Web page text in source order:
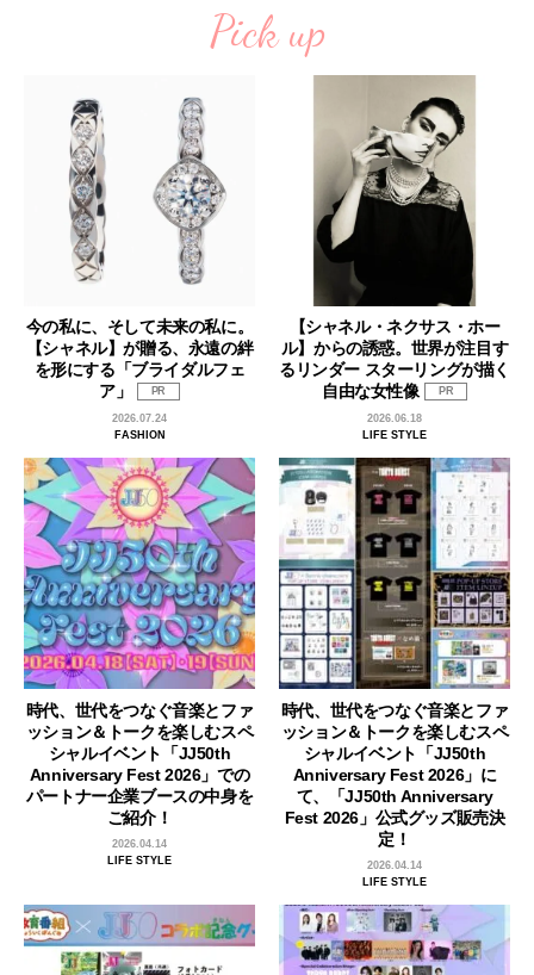
Pick up
今の私に、そして未来の私に。
【シャネル】が贈る、永遠の絆
を形にする「ブライダルフェ
ア」
PR
2026.07.24
FASHION
【シャネル・ネクサス・ホー
ル】からの誘惑。世界が注目す
るリンダー スターリングが描く
自由な女性像
PR
2026.06.18
LIFE STYLE
時代、世代をつなぐ音楽とファ
ッション＆トークを楽しむスペ
シャルイベント「JJ50th
Anniversary Fest 2026」での
パートナー企業ブースの中身を
ご紹介！
2026.04.14
LIFE STYLE
時代、世代をつなぐ音楽とファ
ッション＆トークを楽しむスペ
シャルイベント「JJ50th
Anniversary Fest 2026」に
て、「JJ50th Anniversary
Fest 2026」公式グッズ販売決
定！
2026.04.14
LIFE STYLE